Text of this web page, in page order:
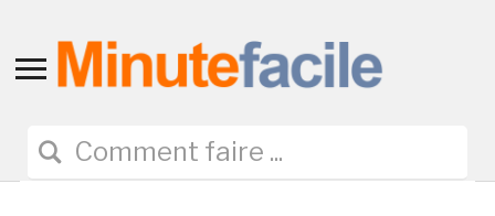
Toggle
navigation